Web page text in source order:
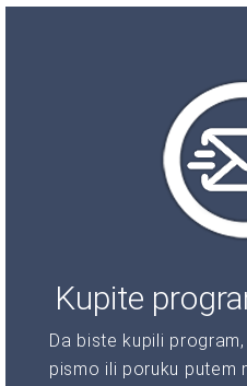
Kupite
Da biste kupili
pismo ili poruku putem